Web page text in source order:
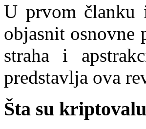
U prvom članku
objasnit osnovne
straha i
predstavlja ova
Šta su